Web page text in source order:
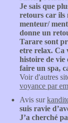
Je sais que
retours car ils
menteur/
donne un
Tarare sont
etre relax. Ca
histoire de vie
faire un spa,
Voir d'autres
voyance par
Avis sur
suis ravie
J’a cherché